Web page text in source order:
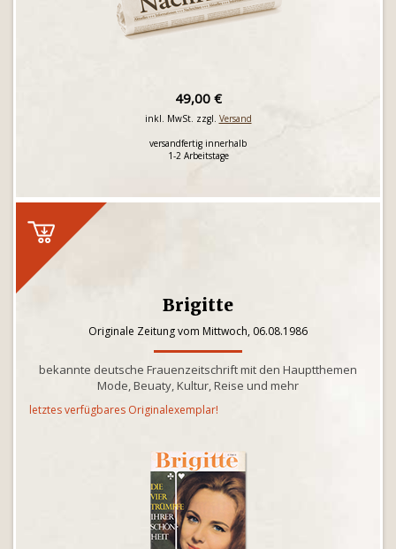
49,00 €
inkl. MwSt. zzgl. Versand
versandfertig innerhalb
1-2 Arbeitstage
Brigitte
Originale Zeitung vom Mittwoch, 06.08.1986
bekannte deutsche Frauenzeitschrift mit den Hauptthemen
Mode, Beuaty, Kultur, Reise und mehr
letztes verfügbares Originalexemplar!